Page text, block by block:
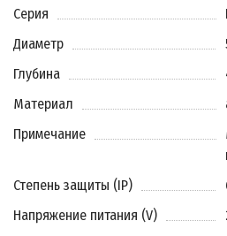
Серия
Диаметр
Глубина
Материал
Примечание
Степень защиты (IP)
Напряжение питания (V)